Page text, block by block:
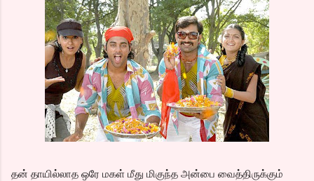
தன் தாயில்லாத ஒரே மகள் மீது மிகுந்த அன்பை வைத்திருக்கும்